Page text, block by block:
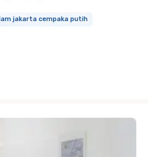
jakarta cempaka putih